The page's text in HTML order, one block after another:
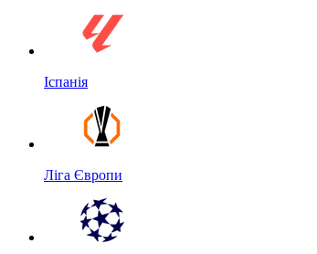
Іспанія
Ліга Європи